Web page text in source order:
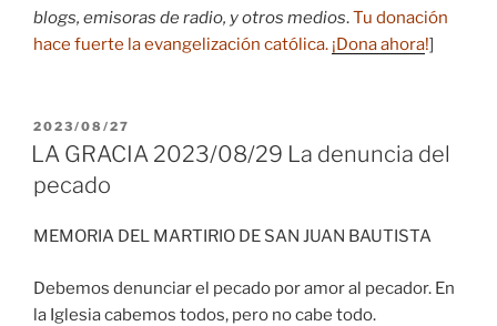
blogs, emisoras de radio, y otros medios.Tu donación
hace fuerte la evangelización católica. ¡Dona ahora!]
PUBLICADO
EL
2023/08/27
LA GRACIA 2023/08/29 La denuncia del
pecado
MEMORIA DEL MARTIRIO DE SAN JUAN BAUTISTA
Debemos denunciar el pecado por amor al pecador. En
la Iglesia cabemos todos, pero no cabe todo.